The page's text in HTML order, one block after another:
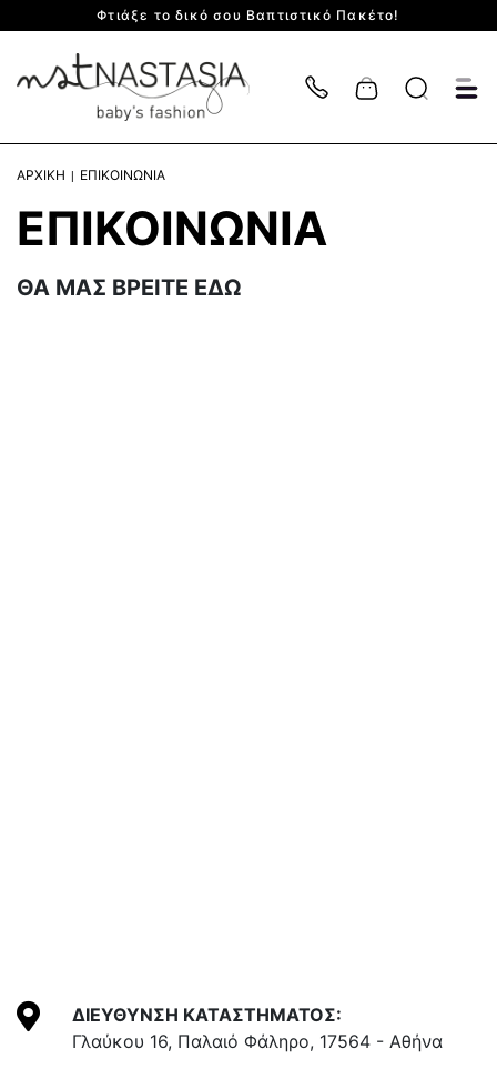
Φτιάξε το δικό σου Βαπτιστικό Πακέτο!
Cart
ΑΡΧΙΚΗ ΕΠΙΚΟΙΝΩΝΙΑ
ΕΠΙΚΟΙΝΩΝΙΑ
ΘΑ ΜΑΣ ΒΡΕΙΤΕ ΕΔΩ
ΔΙΕΥΘΥΝΣΗ ΚΑΤΑΣΤΗΜΑΤΟΣ:
Γλαύκου 16, Παλαιό Φάληρο, 17564 - Αθήνα